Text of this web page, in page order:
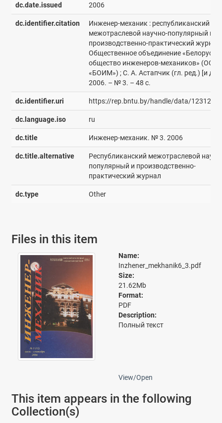
dc.date.issued 2006
dc.identifier.citation
Инженер-механик : республиканский
межотраслевой научно-популярный и
производственно-практический
Общественное объединение
общество инженеров-механиков» (ОО
«БОИМ») ; С. А. Астапчик (гл. ред.) [и
2006. – № 3. – 48 с.
dc.identifier.uri https://rep.bntu.by/handle/data/123128
dc.language.iso ru
dc.title Инженер-механик. № 3. 2006
dc.title.alternative
Республиканский межотраслевой
популярный и производственно-
практический журнал
dc.type Other
Files in this item
Name:
Inzhener_mekhanik6_3.pdf
Size:
21.62Mb
Format:
PDF
Description:
Полный текст
View/Open
This item appears in the following
Collection(s)